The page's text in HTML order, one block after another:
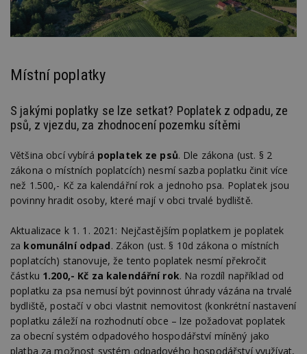
Místní poplatky
S jakými poplatky se lze setkat? Poplatek z odpadu, ze
psů, z vjezdu, za zhodnocení pozemku sítěmi
Většina obcí vybírá poplatek ze psů. Dle zákona (ust. § 2
zákona o místních poplatcích) nesmí sazba poplatku činit více
než 1.500,- Kč za kalendářní rok a jednoho psa. Poplatek jsou
povinny hradit osoby, které mají v obci trvalé bydliště.
Aktualizace k 1. 1. 2021: Nejčastějším poplatkem je poplatek
za komunální odpad. Zákon (ust. § 10d zákona o místních
poplatcích) stanovuje, že tento poplatek nesmí překročit
částku 1.200,- Kč za kalendářní rok. Na rozdíl například od
poplatku za psa nemusí být povinnost úhrady vázána na trvalé
bydliště, postačí v obci vlastnit nemovitost (konkrétní nastavení
poplatku záleží na rozhodnutí obce – lze požadovat poplatek
za obecní systém odpadového hospodářství míněný jako
platba za možnost systém odpadového hospodářství využívat,